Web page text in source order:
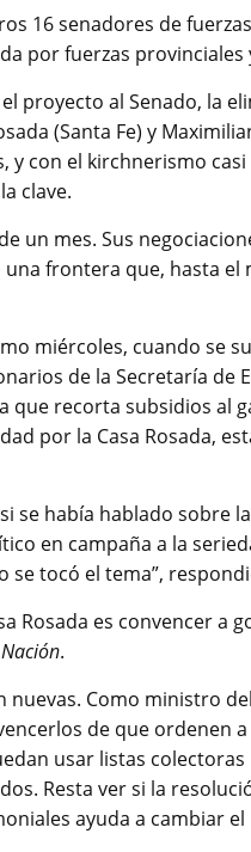
16 senadores de
por fuerzas
proyecto al Senado, la
(Santa Fe) y
y con el kirchnerismo
clave.
un mes. Sus
frontera que, hasta
miércoles, cuando se
de la Secretaría de
recorta subsidios al
por la Casa Rosada,
se había hablado sobre
en campaña a la
tocó el tema”,
Rosada es convencer a
.
nuevas. Como ministro
de que ordenen
usar listas
Resta ver si la
ayuda a cambiar